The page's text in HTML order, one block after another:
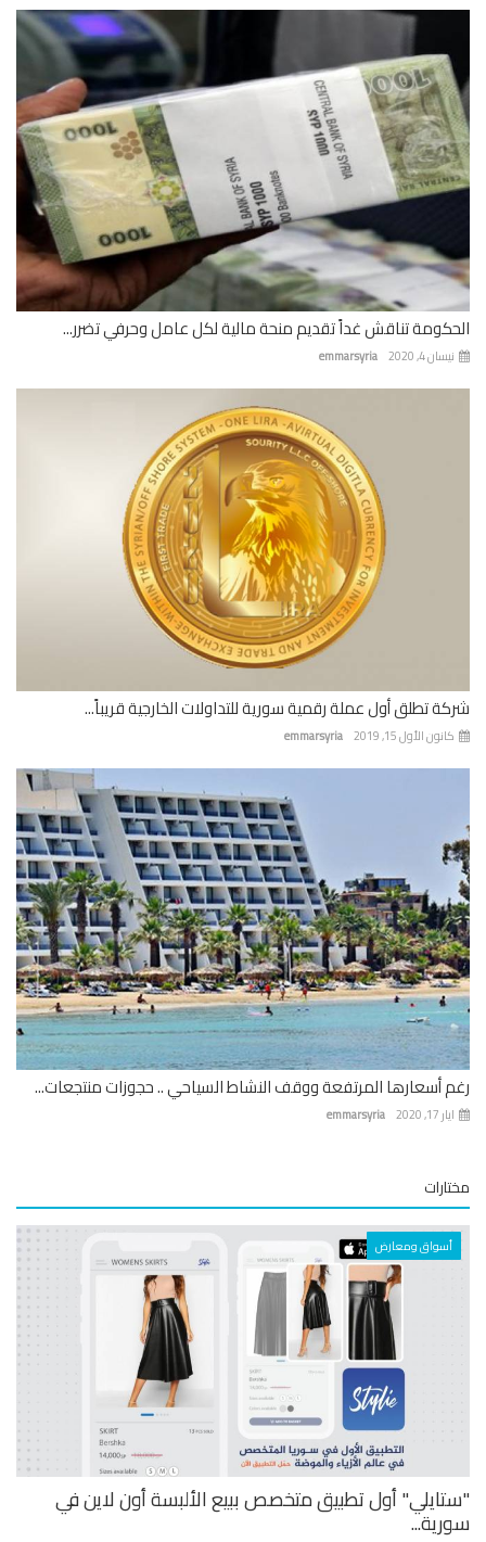
تناقش غداً تقديم منحة مالية لكل عامل وحرفي تضرر...
emmarsyria 4, 2020
تطلق أول عملة رقمية سورية للتداولات الخارجية قريباً...
emmarsyria الأول 15, 2019
أسعارها المرتفعة ووقف النشاط السياحي .. حجوزات منتجعات...
emmarsyria
أسواق ومعارض
أول تطبيق متخصص ببيع الألبسة أون لاين في